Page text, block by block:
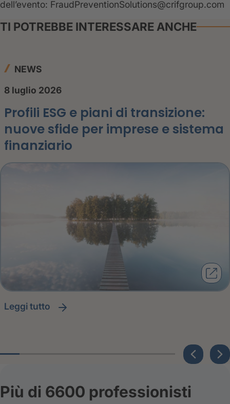
dell’evento: FraudPreventionSolutions@crifgroup.com
TI POTREBBE INTERESSARE ANCHE
NEWS
8 luglio 2026
Profili ESG e piani di transizione:
nuove sfide per imprese e sistema
finanziario
leggi tutto
Più di 6600 professionisti